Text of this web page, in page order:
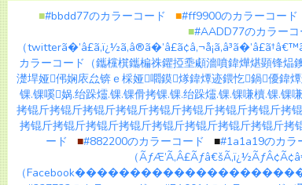
■#bbdd77のカラーコード ■#ff9900のカラーコード
■#AADD77のカラーコ
（
カラーコード（鑴欓檱鑴楄祩鑺掗埀顑濇噴鍏燁煁顕锋
濋垾娅伄娴庡厽锛ｅ棌娅嚪鏌煫鍏燂迹鍡忔鍋優鍏
锞.锞嗘娲.绐跺爧.锞.锞傦拷锞.锞.绐跺爧.锞.锞嗛櫝.锞.锞
拷锟斤拷锟斤拷锟斤拷锟斤拷锟斤拷锟斤拷锟斤拷锟斤拷
拷锟斤拷锟斤拷锟斤拷锟斤拷锟斤拷锟斤拷锟斤拷锟斤拷
ード
■#882200のカラーコード ■#1a1a19のカラ
（
（